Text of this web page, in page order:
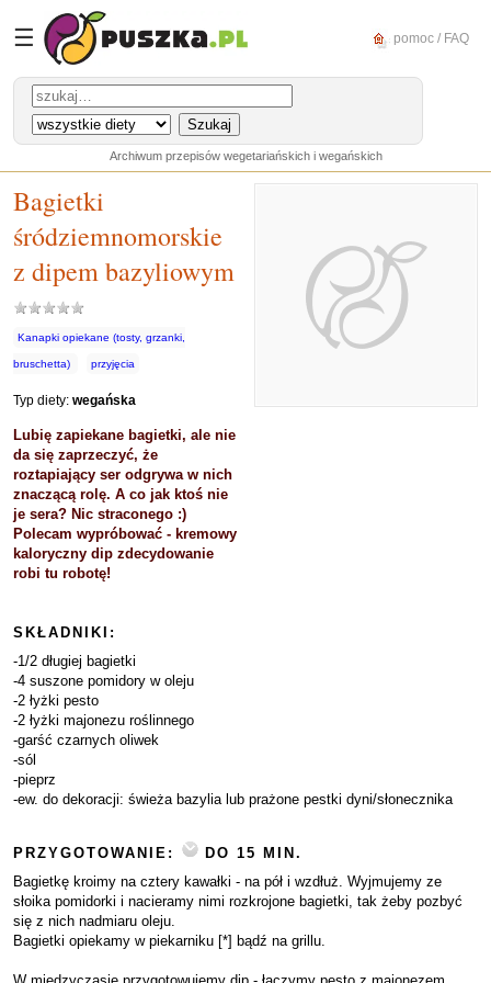
☰ pomoc / FAQ
Archiwum przepisów wegetariańskich i wegańskich
Bagietki
śródziemnomorskie
z dipem bazyliowym
Kanapki opiekane (tosty, grzanki,
bruschetta) przyjęcia
Typ diety: wegańska
Lubię zapiekane bagietki, ale nie
da się zaprzeczyć, że
roztapiający ser odgrywa w nich
znaczącą rolę. A co jak ktoś nie
je sera? Nic straconego :)
Polecam wypróbować - kremowy
kaloryczny dip zdecydowanie
robi tu robotę!
SKŁADNIKI:
-1/2 długiej bagietki
-4 suszone pomidory w oleju
-2 łyżki pesto
-2 łyżki majonezu roślinnego
-garść czarnych oliwek
-sól
-pieprz
-ew. do dekoracji: świeża bazylia lub prażone pestki dyni/słonecznika
PRZYGOTOWANIE:
DO 15 MIN.
Bagietkę kroimy na cztery kawałki - na pół i wzdłuż. Wyjmujemy ze
słoika pomidorki i nacieramy nimi rozkrojone bagietki, tak żeby pozbyć
się z nich nadmiaru oleju.
Bagietki opiekamy w piekarniku [*] bądź na grillu.